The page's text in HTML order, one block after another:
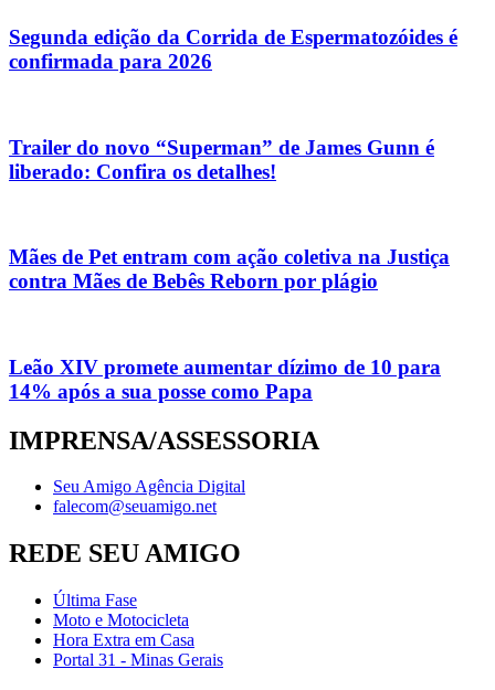
Segunda edição da Corrida de Espermatozóides é
confirmada para 2026
Trailer do novo “Superman” de James Gunn é
liberado: Confira os detalhes!
Mães de Pet entram com ação coletiva na Justiça
contra Mães de Bebês Reborn por plágio
Leão XIV promete aumentar dízimo de 10 para
14% após a sua posse como Papa
IMPRENSA/ASSESSORIA
Seu Amigo Agência Digital
falecom@seuamigo.net
REDE SEU AMIGO
Última Fase
Moto e Motocicleta
Hora Extra em Casa
Portal 31 - Minas Gerais